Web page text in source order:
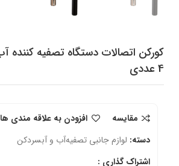
4 عددی
مقایسه
افزودن به علاقه مندی ها
دسته: لوازم جانبی تصفیه‌آب و آبسردکن
اشتراک گذاری :